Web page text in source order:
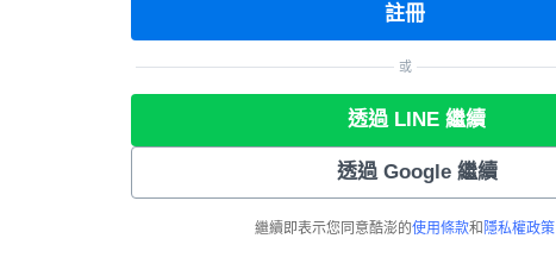
註冊
或
透過 LINE 繼續
透過 Google 繼續
繼續即表示您同意酷澎的使用條款和 隱私權政策